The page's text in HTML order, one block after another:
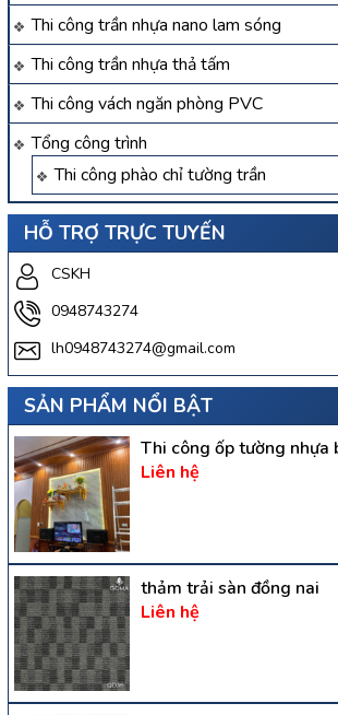
Thi công trần nhựa nano lam sóng
Thi công trần nhựa thả tấm
Thi công vách ngăn phòng PVC
Tổng công trình
Thi công phào chỉ tường trần
HỖ TRỢ TRỰC TUYẾN
CSKH
0948743274
lh0948743274@gmail.com
SẢN PHẨM NỔI BẬT
Thi công ốp tường nhựa
Liên hệ
thảm trải sàn đồng nai
Liên hệ